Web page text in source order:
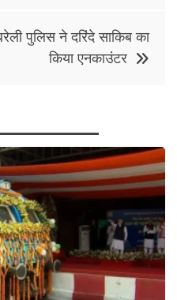
पुलिस ने दरिंदे साकिब का
किया एनकाउंटर